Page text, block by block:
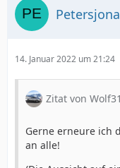
14. Januar 2022 um 21:24
Zitat von
Gerne erneure ich
an alle!